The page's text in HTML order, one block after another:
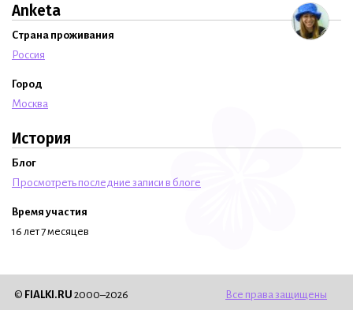
Anketa
Страна проживания
Россия
Город
Москва
История
Блог
Просмотреть последние записи в блоге
Время участия
16 лет 7 месяцев
© FIALKI.RU 2000–2026 Все права защищены